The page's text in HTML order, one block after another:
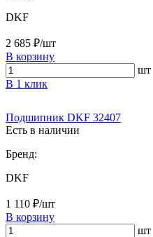
DKF
2 685 ₽/шт
В корзину
шт
В 1 клик
Подшипник DKF 32407
Есть в наличии
Бренд:
DKF
1 110 ₽/шт
В корзину
шт